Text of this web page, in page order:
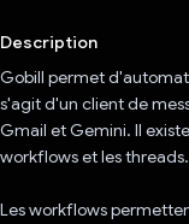
Description
Gobill permet
s'agit d'un client de
Gmail et Gemini. Il
workflows et les threads.
Les workflows